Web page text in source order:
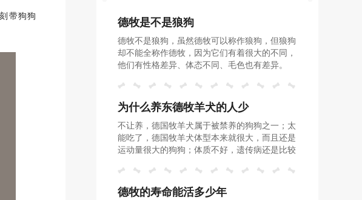
带狗狗
德牧是不是狼狗
德牧不是狼狗，虽然德牧可以称作狼狗，但狼狗
却不能全称作德牧，因为它们有着很大的不同，
他们有性格差异、体态不同、毛色也有差异。
为什么养东德牧羊犬的人少
不让养，德国牧羊犬属于被禁养的狗狗之一；太
能吃了，德国牧羊犬体型本来就很大，而且还是
运动量很大的狗狗；体质不好，遗传病还是比较
也是个麻烦；开支大，德牧吃得多；也会掉毛。
德牧的寿命能活多少年